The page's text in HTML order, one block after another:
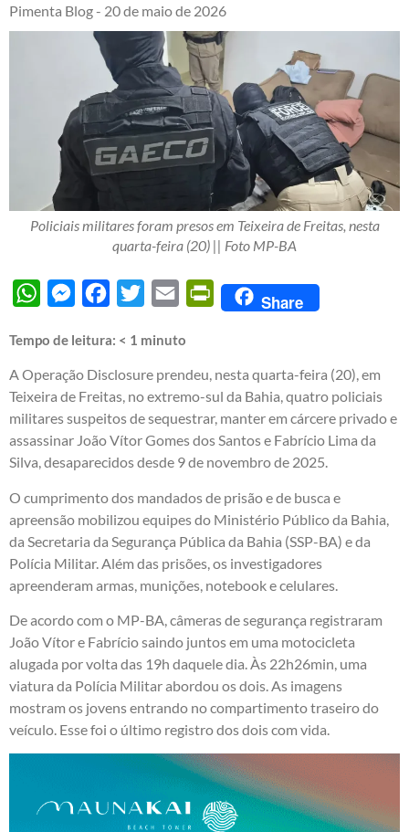
Pimenta Blog - 20 de maio de 2026
Policiais militares foram presos em Teixeira de Freitas, nesta
quarta-feira (20) || Foto MP-BA
WhatsAppMessengerFacebook
Twitter Email PrintFriendly
Share
Tempo de leitura: < 1 minuto
A Operação Disclosure prendeu, nesta quarta-feira (20), em
Teixeira de Freitas, no extremo-sul da Bahia, quatro policiais
militares suspeitos de sequestrar, manter em cárcere privado e
assassinar João Vítor Gomes dos Santos e Fabrício Lima da
Silva, desaparecidos desde 9 de novembro de 2025.
O cumprimento dos mandados de prisão e de busca e
apreensão mobilizou equipes do Ministério Público da Bahia,
da Secretaria da Segurança Pública da Bahia (SSP-BA) e da
Polícia Militar. Além das prisões, os investigadores
apreenderam armas, munições, notebook e celulares.
De acordo com o MP-BA, câmeras de segurança registraram
João Vítor e Fabrício saindo juntos em uma motocicleta
alugada por volta das 19h daquele dia. Às 22h26min, uma
viatura da Polícia Militar abordou os dois. As imagens
mostram os jovens entrando no compartimento traseiro do
veículo. Esse foi o último registro dos dois com vida.